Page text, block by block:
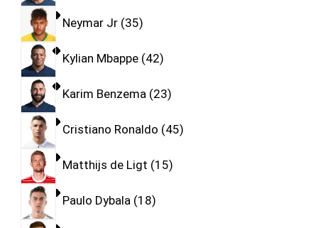
Neymar Jr 35
Kylian Mbappe 42
Karim Benzema 23
Cristiano Ronaldo 45
Matthijs de Ligt 15
Paulo Dybala 18